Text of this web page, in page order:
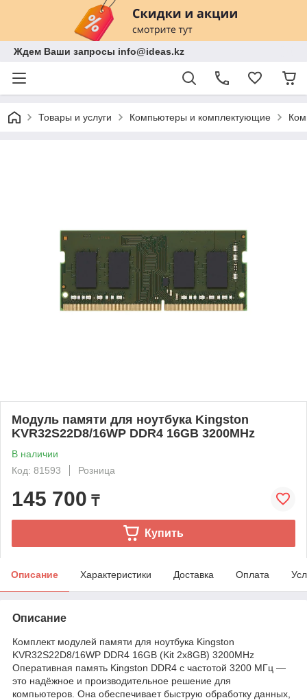
Ждем Ваши запросы info@ideas.kz
Товары и услуги Компьютеры и комплектующие
Модуль памяти для ноутбука Kingston
KVR32S22D8/16WP DDR4 16GB 3200MHz
В наличии
Код: 81593
Розница
145 700 ₸
Купить
Описание Характеристики Доставка Оплата
Описание
Комплект модулей памяти для ноутбука Kingston
KVR32S22D8/16WP DDR4 16GB (Kit 2x8GB) 3200MHz
Оперативная память Kingston DDR4 с частотой 3200 МГц —
это надёжное и производительное решение для
компьютеров. Она обеспечивает быструю обработку данных,